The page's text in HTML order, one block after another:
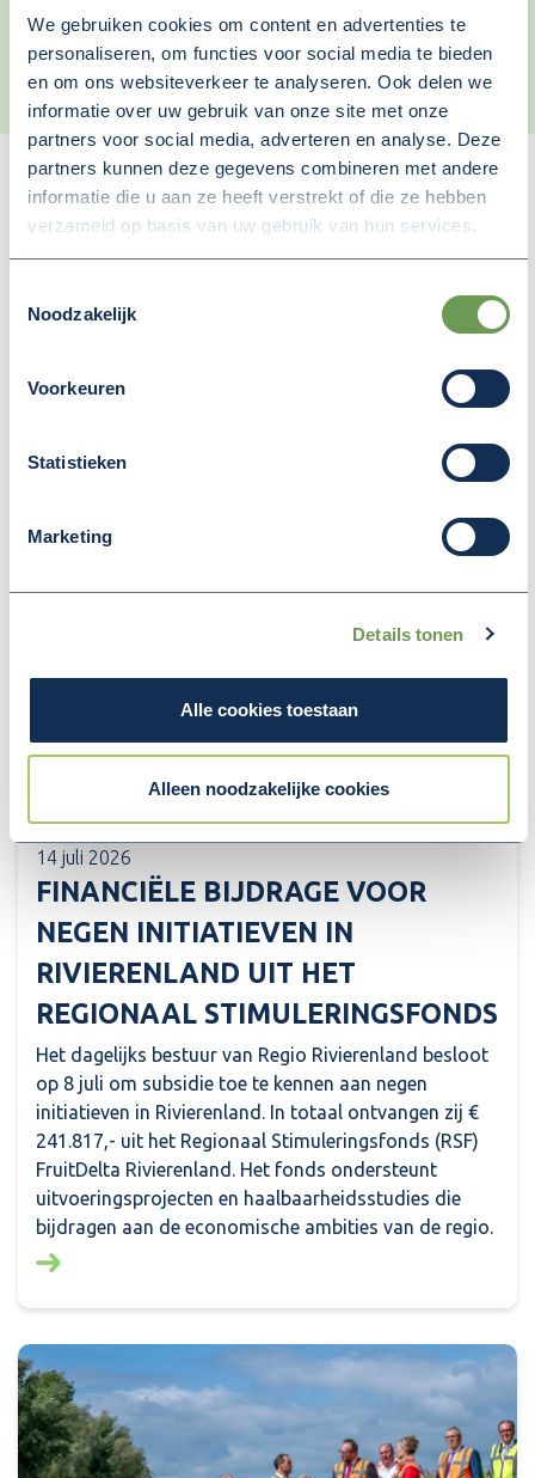
We gebruiken cookies om content en advertenties te
personaliseren, om functies voor social media te bieden
en om ons websiteverkeer te analyseren. Ook delen we
informatie over uw gebruik van onze site met onze
partners voor social media, adverteren en analyse. Deze
partners kunnen deze gegevens combineren met andere
informatie die u aan ze heeft verstrekt of die ze hebben
verzameld op basis van uw gebruik van hun services.
Noodzakelijk
Voorkeuren
Statistieken
Marketing
Details tonen
Alle cookies toestaan
Alleen noodzakelijke cookies
Regio FruitDelta Rivierenland lid van de Stuurgroep
A2.
Deel deze pagina
(Opent in een nieuw venster)
(Opent in een nieuw
(Opent in een nieuw
14 juli 2026
FINANCIËLE BIJDRAGE VOOR
NEGEN INITIATIEVEN IN
RIVIERENLAND UIT HET
REGIONAAL STIMULERINGSFONDS
Het dagelijks bestuur van Regio Rivierenland besloot
op 8 juli om subsidie toe te kennen aan negen
initiatieven in Rivierenland. In totaal ontvangen zij €
241.817,- uit het Regionaal Stimuleringsfonds (RSF)
FruitDelta Rivierenland. Het fonds ondersteunt
uitvoeringsprojecten en haalbaarheidsstudies die
bijdragen aan de economische ambities van de regio.
Lees meer over: Financiële bijdrage voor negen